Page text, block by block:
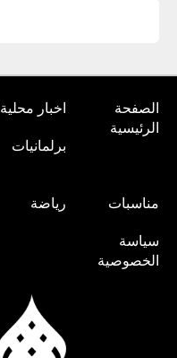
الصفحة
الرئيسية
اخبار محلية
برلمانيات
مناسبات رياضة
سياسة
الخصوصية